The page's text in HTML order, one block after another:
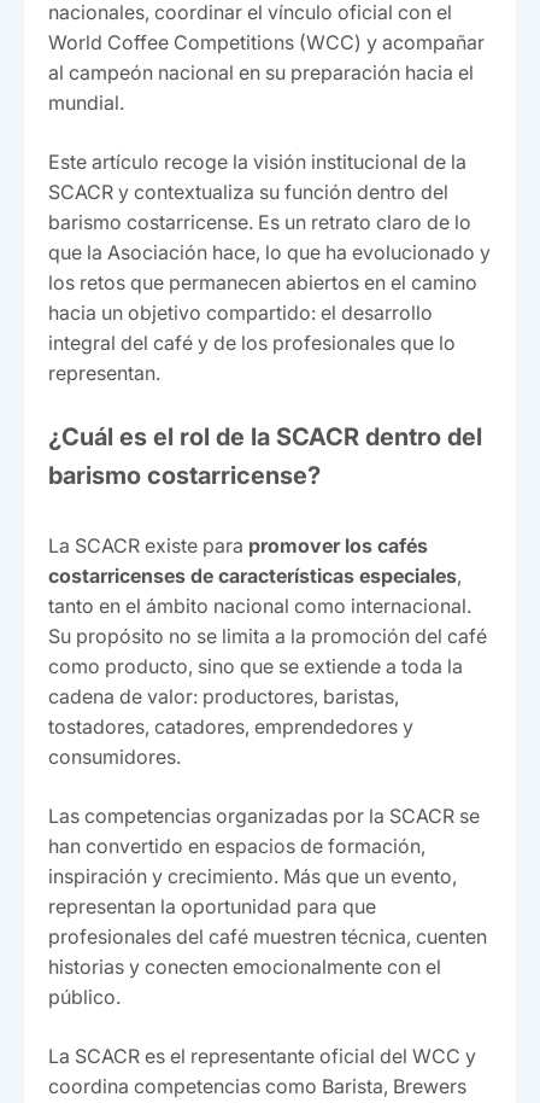
nacionales, coordinar el vínculo oficial con el
World Coffee Competitions (WCC) y acompañar
al campeón nacional en su preparación hacia el
mundial.
Este artículo recoge la visión institucional de la
SCACR y contextualiza su función dentro del
barismo costarricense. Es un retrato claro de lo
que la Asociación hace, lo que ha evolucionado y
los retos que permanecen abiertos en el camino
hacia un objetivo compartido: el desarrollo
integral del café y de los profesionales que lo
representan.
¿Cuál es el rol de la SCACR dentro del
barismo costarricense?
La SCACR existe para promover los cafés
costarricenses de características especiales,
tanto en el ámbito nacional como internacional.
Su propósito no se limita a la promoción del café
como producto, sino que se extiende a toda la
cadena de valor: productores, baristas,
tostadores, catadores, emprendedores y
consumidores.
Las competencias organizadas por la SCACR se
han convertido en espacios de formación,
inspiración y crecimiento. Más que un evento,
representan la oportunidad para que
profesionales del café muestren técnica, cuenten
historias y conecten emocionalmente con el
público.
La SCACR es el representante oficial del WCC y
coordina competencias como Barista, Brewers